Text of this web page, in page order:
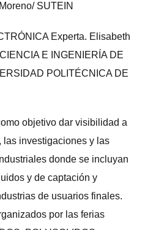
SUTEIN
Experta. Elisabeth
E INGENIERÍA DE
POLITÉCNICA DE
objetivo dar visibilidad a
las investigaciones y las
donde se incluyan
y de captación y
de usuarios finales.
por las ferias